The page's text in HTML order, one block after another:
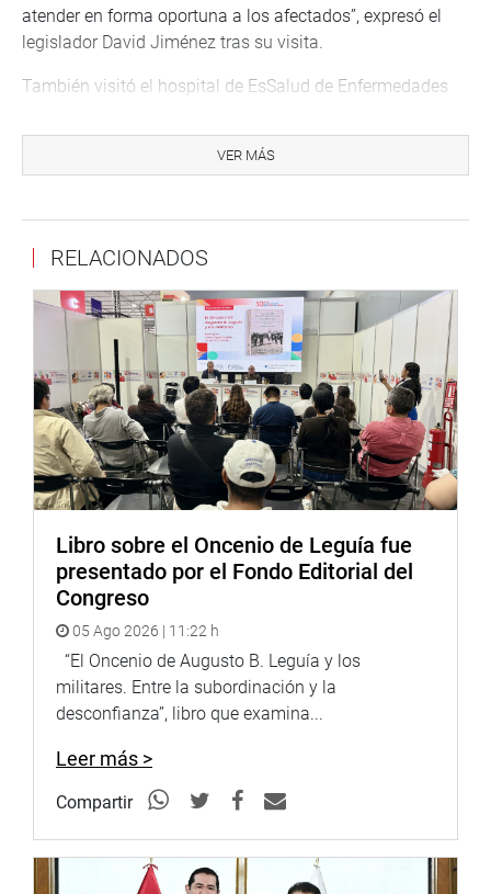
atender en forma oportuna a los afectados”, expresó el
legislador David Jiménez tras su visita.
También visitó el hospital de EsSalud de Enfermedades
centro de salud, Dr. César Reyes Luján, informó sobre las
acciones que vienen realizando para evitar la
pico más alto en el mes de junio. Sin embargo, en el
laboratorio de este centro de salud se ha desarrollado
repelentes con insumos caseros como hierba luisa, menta
y aceite de citratus, y donde se produce más de 1000
ejemplares al mes, a fin de repartirlos gratuitamente a la
población y prevenir que se registren más casos por
dengue.
VIDEO:https://we.tl/t-ZFVsoelaiH
FOTOS:https://we.tl/t-TBWVRVit56
Lima, 22 de abril de 2024
DESPACHO CONGRESISTA DAVID JIMÉNEZ
VER MÁS
RELACIONADOS
Libro sobre el Oncenio de Leguía fue
presentado por el Fondo Editorial del
Congreso
05 Ago 2026 | 11:22 h
“El Oncenio de Augusto B. Leguía y los
militares. Entre la subordinación y la
desconfianza”, libro que examina...
Leer más >
Compartir